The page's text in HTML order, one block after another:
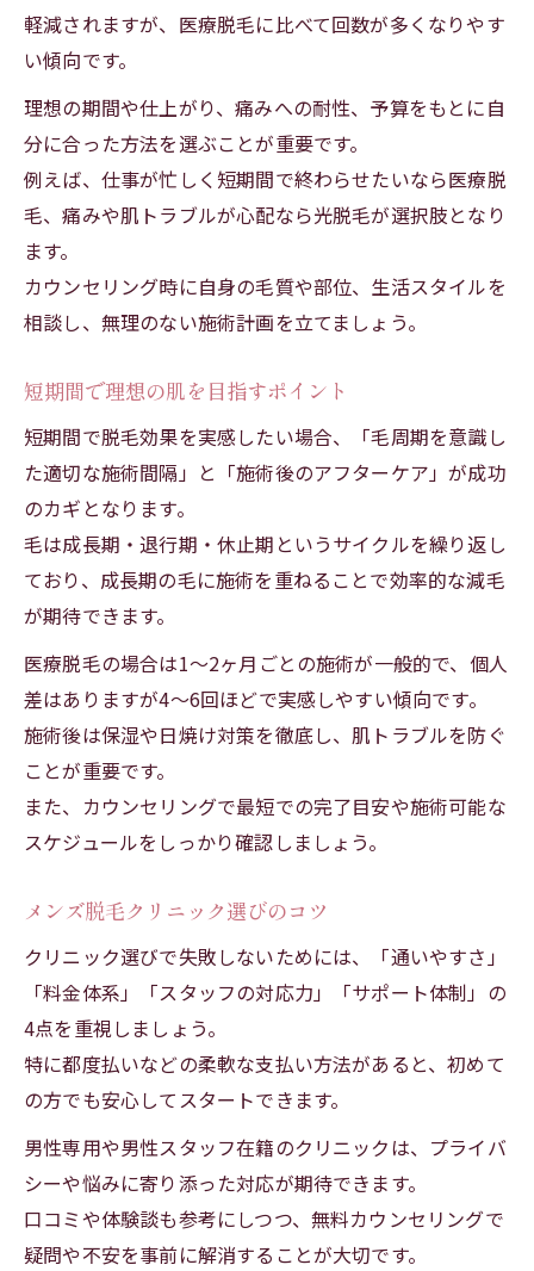
軽減されますが、医療脱毛に比べて回数が多くなりやす
い傾向です。
理想の期間や仕上がり、痛みへの耐性、予算をもとに自
分に合った方法を選ぶことが重要です。
例えば、仕事が忙しく短期間で終わらせたいなら医療脱
毛、痛みや肌トラブルが心配なら光脱毛が選択肢となり
ます。
カウンセリング時に自身の毛質や部位、生活スタイルを
相談し、無理のない施術計画を立てましょう。
短期間で理想の肌を目指すポイント
短期間で脱毛効果を実感したい場合、「毛周期を意識し
た適切な施術間隔」と「施術後のアフターケア」が成功
のカギとなります。
毛は成長期・退行期・休止期というサイクルを繰り返し
ており、成長期の毛に施術を重ねることで効率的な減毛
が期待できます。
医療脱毛の場合は1～2ヶ月ごとの施術が一般的で、個人
差はありますが4～6回ほどで実感しやすい傾向です。
施術後は保湿や日焼け対策を徹底し、肌トラブルを防ぐ
ことが重要です。
また、カウンセリングで最短での完了目安や施術可能な
スケジュールをしっかり確認しましょう。
メンズ脱毛クリニック選びのコツ
クリニック選びで失敗しないためには、「通いやすさ」
「料金体系」「スタッフの対応力」「サポート体制」の
4点を重視しましょう。
特に都度払いなどの柔軟な支払い方法があると、初めて
の方でも安心してスタートできます。
男性専用や男性スタッフ在籍のクリニックは、プライバ
シーや悩みに寄り添った対応が期待できます。
口コミや体験談も参考にしつつ、無料カウンセリングで
疑問や不安を事前に解消することが大切です。